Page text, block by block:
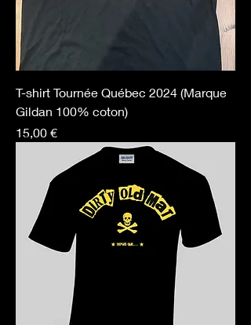
T-shirt Tournée Québec 2024 (Marque
Gildan 100% coton)
Prix
15,00 €